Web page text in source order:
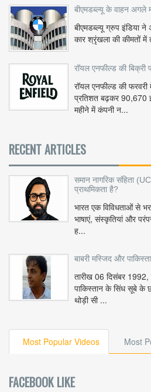
बीएमडब्ल्यू के वाहन अगले
बीएमडब्ल्यू ग्रुप इंडिया
कार श्रृंखला की कीमतों
रॉयल एनफील्ड की बिक्री
रॉयल एनफील्ड की
प्रतिशत बढ़कर 90,670
महीने में कंपनी न...
RECENT ARTICLES
समान नागरिक संहिता
प्राथमिकता है?
भारत एक विविधताओं से
भाषाएं, संस्कृतियां और
ह...
बाबरी मस्जिद और
तारीख 06 दिसंबर
पाकिस्तान के सिंध सूबे के
थोड़ी सी ...
Most Popular Videos Most
FACEBOOK LIKE